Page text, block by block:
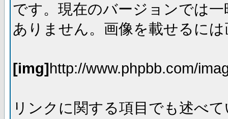
です。現在のバージョンでは
ありません。画像を載せるに
[img]http://www.phpbb.com/
リンクに関する項目でも述べ